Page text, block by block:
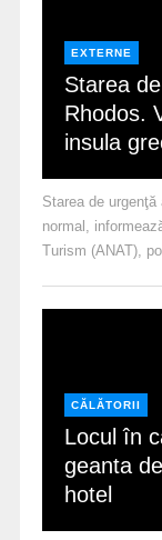
EXTERNE
Starea
Rhodos.
insula
Starea de
normal,
Turism (ANAT),
CĂLĂTORII
Locul în
geanta
hotel